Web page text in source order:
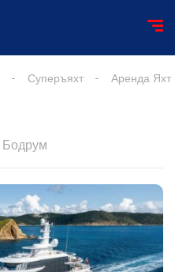
Суперъяхт Аренда Яхт
Бодрум